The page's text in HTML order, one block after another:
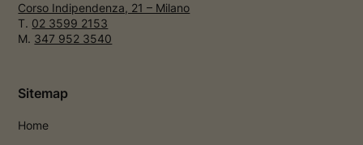
Corso Indipendenza, 21 – Milano
T. 02 3599 2153
M. 347 952 3540
Sitemap
Home